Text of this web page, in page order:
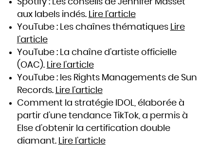
Spotify : Les conseils de Jennifer Masset
aux labels indés. Lire l’article
YouTube : Les chaînes thématiques Lire
l’article
YouTube : La chaîne d’artiste officielle
(OAC). Lire l’article
YouTube : les Rights Managements de Sun
Records. Lire l’article
Comment la stratégie IDOL, élaborée à
partir d’une tendance TikTok, a permis à
Else d’obtenir la certification double
diamant. Lire l’article